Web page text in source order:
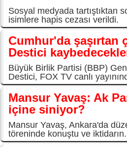
Sosyal medyada tartıştıktan
isimlere hapis cezası verildi.
Cumhur'da şaşırtan
Destici
Büyük Birlik Partisi (BBP)
Destici, FOX TV canlı
Mansur Yavaş: Ak
içine siniyor?
Mansur Yavaş, Ankara'da
töreninde konuştu ve